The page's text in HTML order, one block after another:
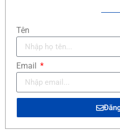
Tên
Email